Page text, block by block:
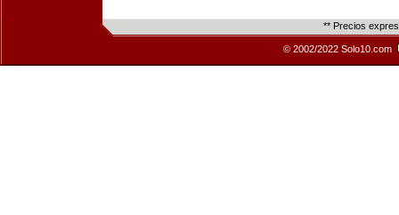
** Precios
© 2002/2022 Solo10.com